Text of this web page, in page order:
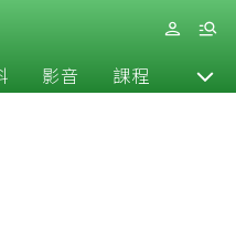
影音 課程 退休